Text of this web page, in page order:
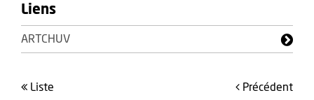
Liens
ARTCHUV
liste précédent